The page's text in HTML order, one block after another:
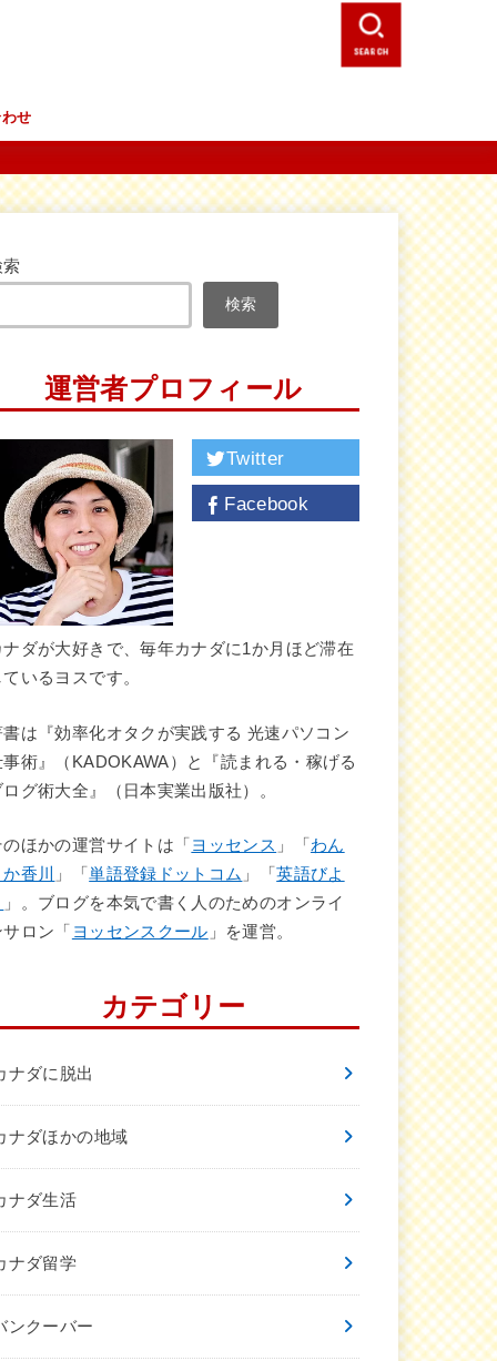
せ
SEARCH
索
検索
運営者プロフィール
Twitter
Facebook
ナダが大好きで、毎年カナダに1か月ほど滞在
いるヨスです。
書は『効率化オタクが実践する 光速パソコン
事術』（KADOKAWA）と『読まれる・稼げる
ログ術大全』（日本実業出版社）。
のほかの運営サイトは「 ヨッセンス 」「 わん
香川
」「単語登録ドットコム 」「英語びよ
」。ブログを本気で書く人のためのオンライ
ロン「 ヨッセンスクール 」を運営。
カテゴリー
ナダに脱出
ナダほかの地域
ナダ生活
ナダ留学
ンクーバー